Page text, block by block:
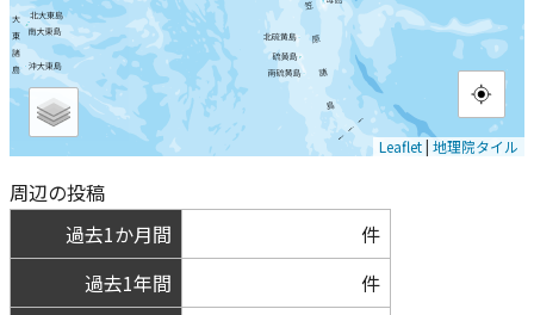
Leaflet| 地理院タイル
周辺の投稿
過去1か月間
件
過去1年間
件